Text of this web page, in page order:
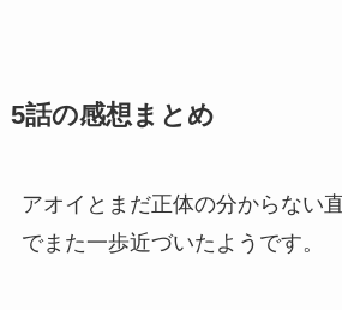
5話の感想まとめ
アオイとまだ正体の分からない
でまた一歩近づいたようです。